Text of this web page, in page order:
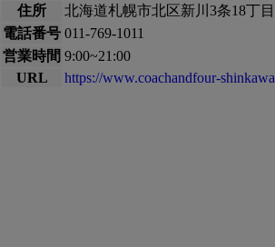
住所
北海道札幌市北区新川3条18丁目
電話番号 011-769-1011
営業時間 9:00~21:00
URL
https://www.coachandfour-